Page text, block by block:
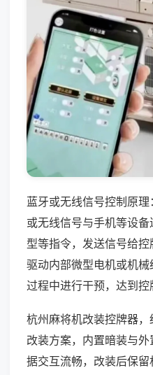
蓝牙或无线信号控制原
或无线信号与手机等设
型等指令，发送信号给
驱动内部微型电机或机
过程中进行干预，达到控
杭州麻将机改装控牌器
改装方案，内置暗装与
据交互流畅，改装后保